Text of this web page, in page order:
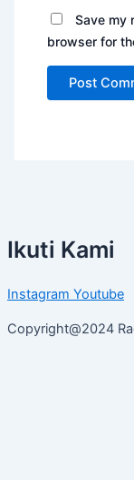
Save my
browser for
Ikuti Kami
Instagram Youtube
Copyright@2024